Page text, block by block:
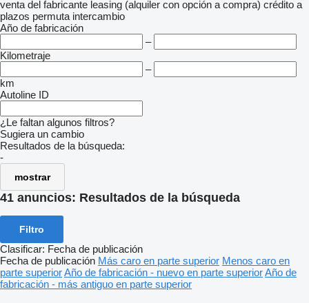
venta del fabricante leasing (alquiler con opción a compra) crédito a
plazos permuta intercambio
Año de fabricación
–
Kilometraje
–
km
Autoline ID
¿Le faltan algunos filtros?
Sugiera un cambio
Resultados de la búsqueda:
-
mostrar
41 anuncios: Resultados de la búsqueda
Filtro
Clasificar: Fecha de publicación
Fecha de publicación Más caro en parte superior Menos caro en
parte superiorAño de fabricación - nuevo en parte superiorAño de
fabricación - más antiguo en parte superior